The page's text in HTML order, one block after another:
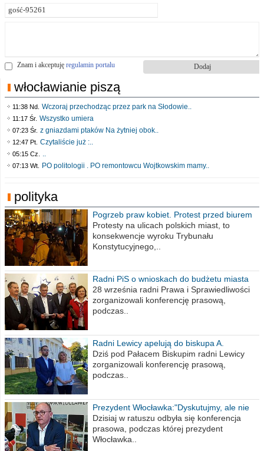
Znam i akceptuję regulamin portalu
włocławianie piszą
11:38 Nd. Wczoraj przechodząc przez park na Słodowie..
11:17 Śr. Wszystko umiera
07:23 Śr. z gniazdami ptaków Na żytniej obok..
12:47 Pt. Czytaliście już :..
05:15 Cz. ..
07:13 Wt. PO politologii . PO remontowcu Wojtkowskim mamy..
polityka
Pogrzeb praw kobiet. Protest przed biurem
poselskim PiS
Protesty na ulicach polskich miast, to
konsekwencje wyroku Trybunału
Konstytucyjnego,..
Radni PiS o wnioskach do budżetu miasta
na 2021 rok
28 września radni Prawa i Sprawiedliwości
zorganizowali konferencję prasową,
podczas..
Radni Lewicy apelują do biskupa A.
Wiesława Meringa
Dziś pod Pałacem Biskupim radni Lewicy
zorganizowali konferencję prasową,
podczas..
Prezydent Włocławka:"Dyskutujmy, ale nie
obrażajmy się”
Dzisiaj w ratuszu odbyła się konferencja
prasowa, podczas której prezydent
Włocławka..